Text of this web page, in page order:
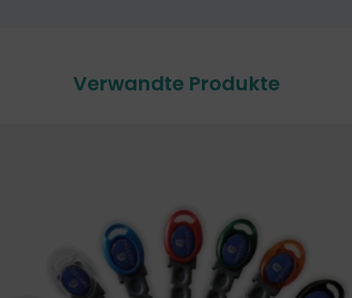
Verwandte Produkte